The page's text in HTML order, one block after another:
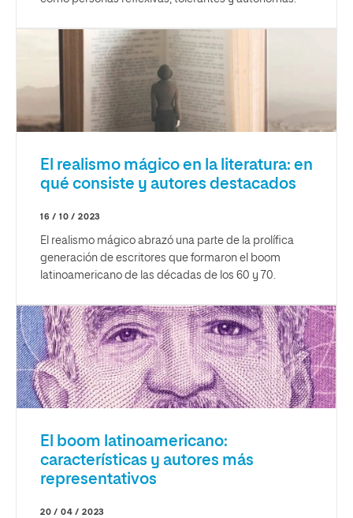
El realismo mágico en la literatura: en
qué consiste y autores destacados
16 / 10 / 2023
El realismo mágico abrazó una parte de la prolífica
generación de escritores que formaron el boom
latinoamericano de las décadas de los 60 y 70.
El boom latinoamericano:
características y autores más
representativos
20 / 04 / 2023